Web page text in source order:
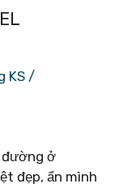
KS /
ở
đẹp, ẩn mình